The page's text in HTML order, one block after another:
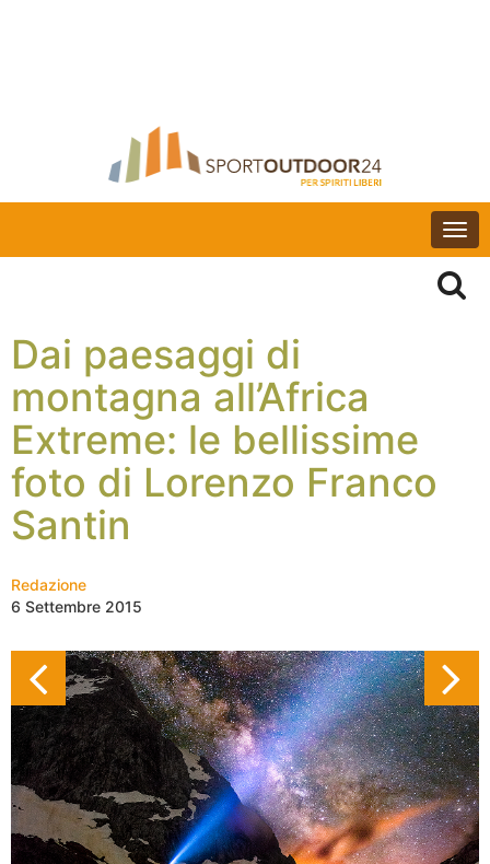
Dai paesaggi di
montagna all’Africa
Extreme: le bellissime
foto di Lorenzo Franco
Santin
Redazione
6 Settembre 2015